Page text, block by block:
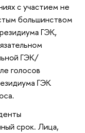
с участием не
большинством
ГЭК,
ГЭК/
голосов
ГЭК
срок. Лица,